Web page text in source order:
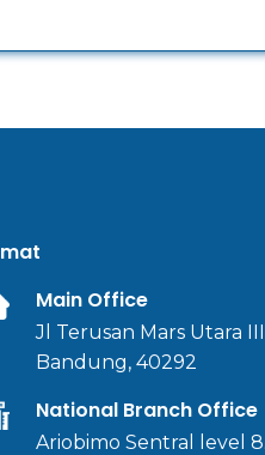
Main Office
Jl Terusan Mars Utara
Bandung, 40292
National Branch Office
Ariobimo Sentral level